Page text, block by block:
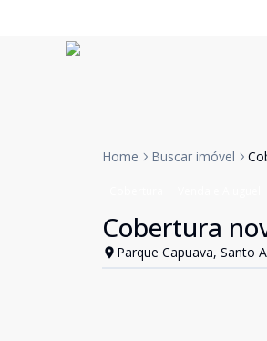
Home Buscar imóvel
Cobertura
Parque Capuava, Santo